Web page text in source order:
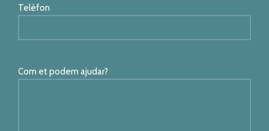
Telèfon
Com et podem ajudar?